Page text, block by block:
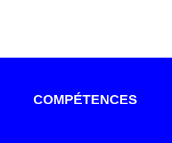
COMPÉTENCES